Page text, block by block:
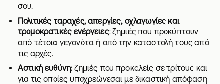
σου.
Πολιτικές ταραχές, απεργίες, οχλαγωγίες και
τρομοκρατικές ενέργειες:ζημιές που προκύπτουν
από τέτοια γεγονότα ή από την καταστολή τους από
τις αρχές.
Αστική ευθύνη: ζημιές που προκαλείς σε τρίτους και
για τις οποίες υποχρεώνεσαι με δικαστική απόφαση